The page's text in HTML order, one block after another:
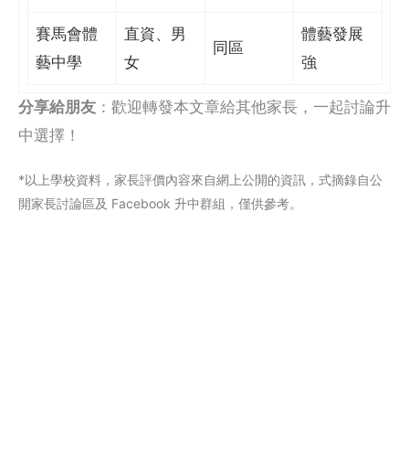
賽馬會體
藝中學
直資、男
女
同區
體藝發展
強
分享給朋友 ：歡迎轉發本文章給其他家長，一起討論升
中選擇！
*以上學校資料，家長評價內容來自網上公閞的資訊，式摘錄自公
開家長討論區及 Facebook 升中群組，僅供參考。